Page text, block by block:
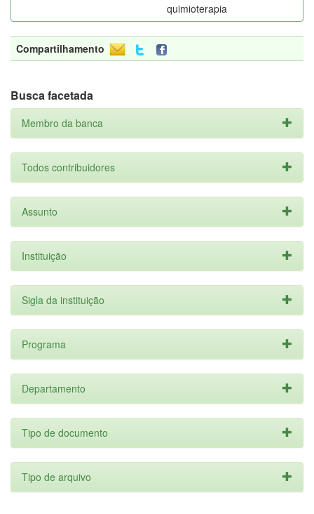
quimioterapia
Compartilhamento
Busca facetada
Membro da banca
Todos contribuidores
Assunto
Instituição
Sigla da instituição
Programa
Departamento
Tipo de documento
Tipo de arquivo